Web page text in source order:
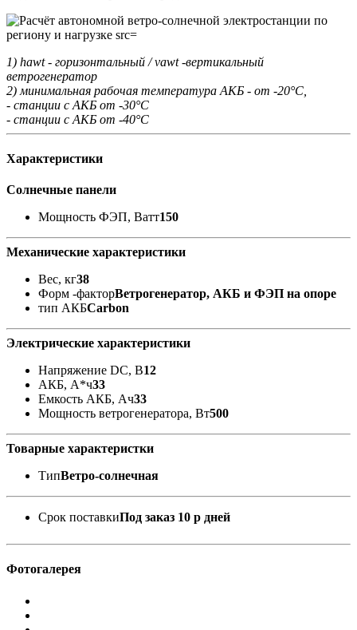
1) hawt - горизонтальный / vawt -вертикальный
ветрогенератор
2) минимальная рабочая температура АКБ - от -20°С,
- станции с АКБ от -30°С
- станции с АКБ от -40°С
Характеристики
Солнечные панели
Мощность ФЭП, Ватт150
Механические характеристики
Вес, кг38
Форм -факторВетрогенератор, АКБ и ФЭП на опоре
тип АКБCarbon
Электрические характеристики
Напряжение DC, В12
АКБ, А*ч33
Емкость АКБ, Ач33
Мощность ветрогенератора, Вт500
Товарные характеристки
ТипВетро-солнечная
Срок поставкиПод заказ 10 р дней
Фотогалерея